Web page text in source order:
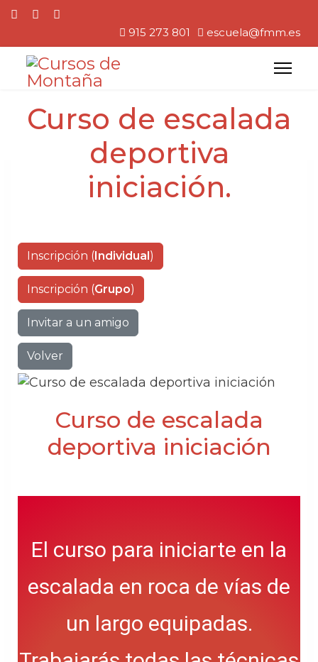
915 273 801 escuela@fmm.es
Curso de escalada
deportiva
iniciación.
Inscripción (Individual)
Inscripción (Grupo)
Invitar a un amigo
Volver
Curso de escalada
deportiva iniciación
El curso para iniciarte en la
escalada en roca de vías de
un largo equipadas.